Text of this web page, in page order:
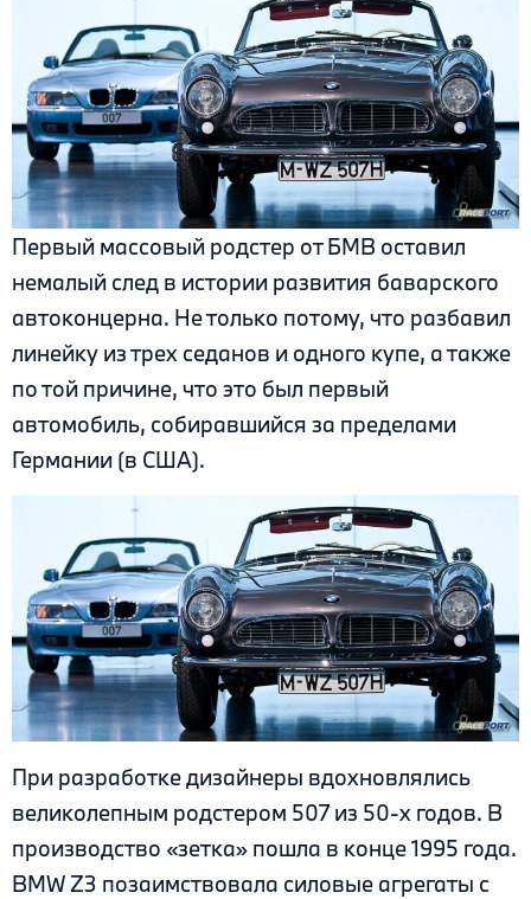
Первый массовый родстер от БМВ оставил
немалый след в истории развития баварского
автоконцерна. Не только потому, что разбавил
линейку из трех седанов и одного купе, а также
по той причине, что это был первый
автомобиль, собиравшийся за пределами
Германии (в США).
При разработке дизайнеры вдохновлялись
великолепным родстером 507 из 50-х годов. В
производство «зетка» пошла в конце 1995 года.
BMW Z3 позаимствовала силовые агрегаты с